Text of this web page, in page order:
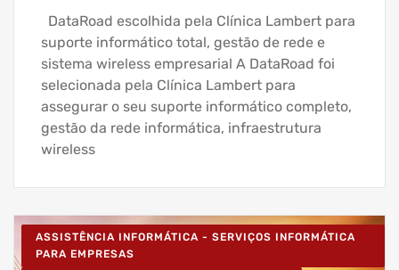
DataRoad escolhida pela Clínica Lambert para
suporte informático total, gestão de rede e
sistema wireless empresarial A DataRoad foi
selecionada pela Clínica Lambert para
assegurar o seu suporte informático completo,
gestão da rede informática, infraestrutura
wireless
ASSISTÊNCIA INFORMÁTICA - SERVIÇOS INFORMÁTICA
PARA EMPRESAS